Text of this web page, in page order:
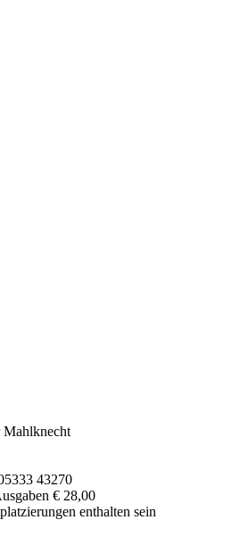
Mahlknecht
43270
€ 28,00
enthalten sein